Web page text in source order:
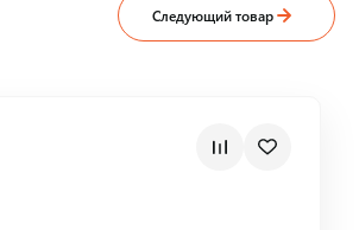
Следующий товар